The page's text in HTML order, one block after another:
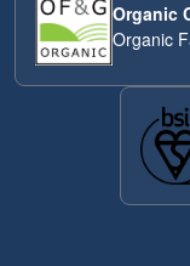
Organic
Organic